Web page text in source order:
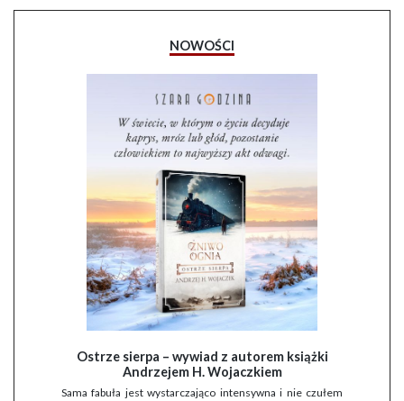
NOWOŚCI
Ostrze sierpa – wywiad z autorem książki
Andrzejem H. Wojaczkiem
Sama fabuła jest wystarczająco intensywna i nie czułem